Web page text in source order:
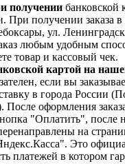
получении банковской
При получении заказа
ул.
любым удобным
товар и кассовый чек.
картой на
если вы
в города России
После оформления
"Оплатить", после
на
Это
платежей в котором